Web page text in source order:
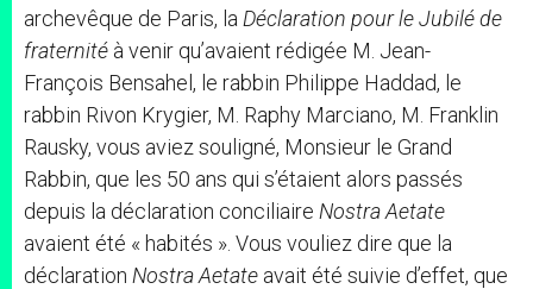
archevêque de Paris, la Déclaration pour le Jubilé de
fraternité à venir qu’avaient rédigée M. Jean-
François Bensahel, le rabbin Philippe Haddad, le
rabbin Rivon Krygier, M. Raphy Marciano, M. Franklin
Rausky, vous aviez souligné, Monsieur le Grand
Rabbin, que les 50 ans qui s’étaient alors passés
depuis la déclaration conciliaire Nostra Aetate
avaient été « habités ». Vous vouliez dire que la
déclaration Nostra Aetate avait été suivie d’effet, que